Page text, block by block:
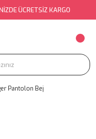
ÜCRETSİZ KARGO